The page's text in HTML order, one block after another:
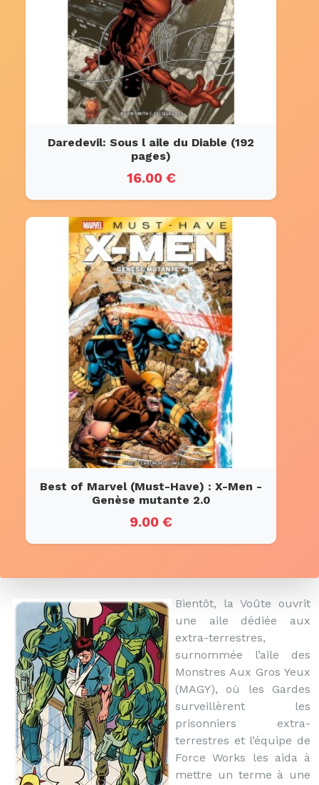
Daredevil: Sous l aile du Diable (192
pages)
16.00 €
Best of Marvel (Must-Have) : X-Men -
Genèse mutante 2.0
9.00 €
Bientôt, la Voûte ouvrit
une aile dédiée aux
extra-terrestres,
surnommée l’aile des
Monstres Aux Gros Yeux
(MAGY), où les Gardes
surveillèrent les
prisonniers extra-
terrestres et l’équipe de
Force Works les aida à
mettre un terme à une